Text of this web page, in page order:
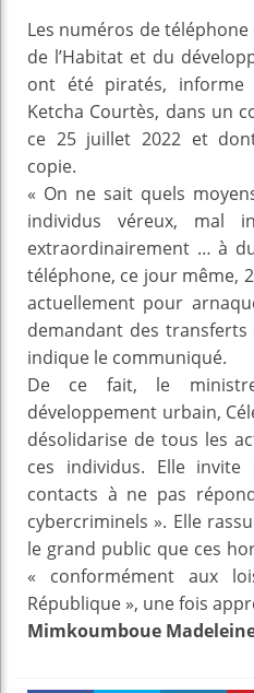
Les numéros de
de l’Habitat et du
ont été piratés, informe
Ketcha Courtès, dans un
ce 25 juillet 2022 et
copie.
« On ne sait quels
individus véreux, mal
extraordinairement … à
téléphone, ce jour même,
actuellement pour
demandant des transferts
indique le communiqué.
De ce fait, le
développement urbain,
désolidarise de tous les
ces individus. Elle
contacts à ne pas
cybercriminels ». Elle
le grand public que ces
« conformément aux
République », une fois
Mimkoumboue